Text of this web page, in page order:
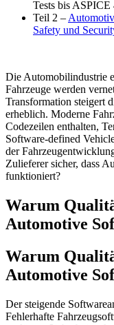
Tests bis ASPICE
Teil 2 –
Safety und
Die Automobilindustrie
Fahrzeuge werden
Transformation steigert
erheblich. Moderne
Codezeilen enthalten,
Software-defined
der
Zulieferer sicher, dass
funktioniert?
Warum
Automotive
Warum
Automotive
Der steigende
Fehlerhafte